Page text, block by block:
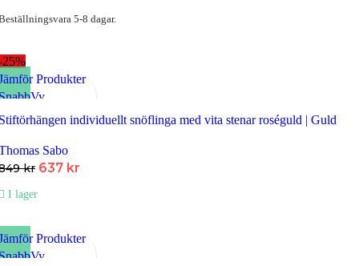
5-8 dagar.
25%
Produkter
till i Favoriterindividuellt snöflinga med vita stenar roséguld | Guld
Sabo
kr Det
849 kr.
637 kr
637 kr.
I lager
Produkter